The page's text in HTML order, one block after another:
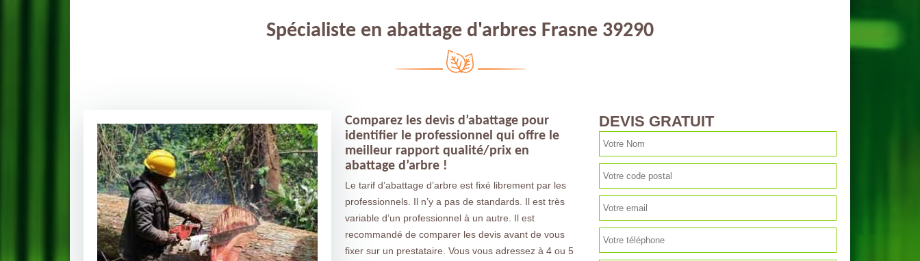
Spécialiste en abattage d'arbres Frasne 39290
Comparez les devis d’abattage pour
identifier le professionnel qui offre le
meilleur rapport qualité/prix en
abattage d’arbre !
Le tarif d’abattage d’arbre est fixé librement par les
professionnels. Il n’y a pas de standards. Il est très
variable d’un professionnel à un autre. Il est
recommandé de comparer les devis avant de vous
fixer sur un prestataire. Vous vous adressez à 4 ou 5
DEVIS GRATUIT